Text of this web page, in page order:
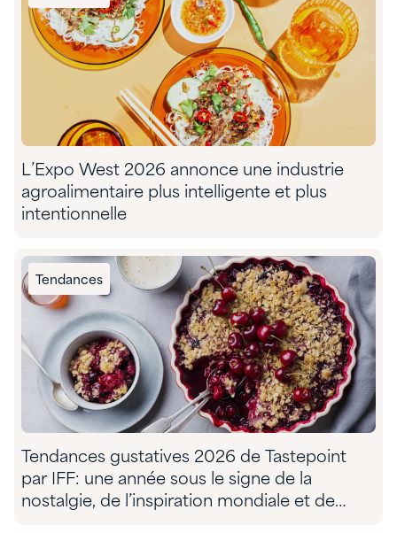
L’Expo West 2026 annonce une industrie
agroalimentaire plus intelligente et plus
intentionnelle
Tendances
Tendances gustatives 2026 de Tastepoint
par IFF: une année sous le signe de la
nostalgie, de l’inspiration mondiale et de